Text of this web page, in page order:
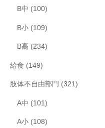
B中 (100)
B小(109)
B高 (234)
給食 (149)
肢体不自由部門 (321)
A中 (101)
A小(108)